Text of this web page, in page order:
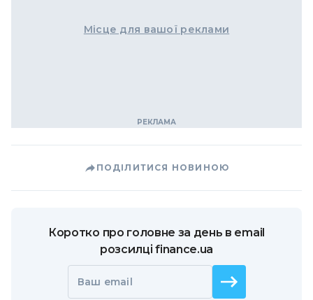
Місце для вашої реклами
ПОДІЛИТИСЯ НОВИНОЮ
Коротко про головне за день в email
розсилці finance.ua
Ваш email